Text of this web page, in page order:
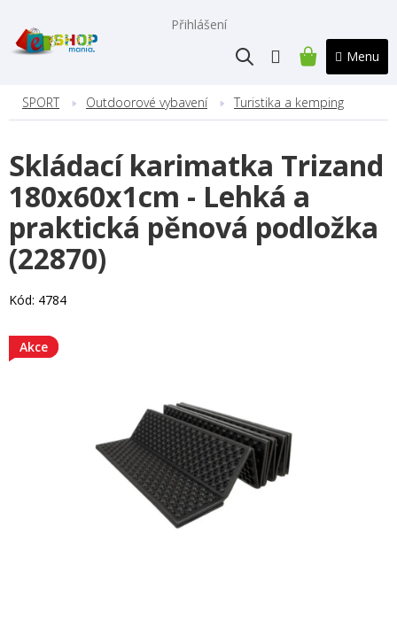
obsah
Přihlášení
NÁKUPNÍ
SPORT Outdoorové vybavení Turistika a kemping
Skládací karimatka Trizand
180x60x1cm - Lehká a
praktická pěnová podložka
(22870)
Kód: 4784
Akce
Akce